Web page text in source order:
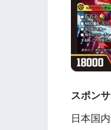
スポン
日本国